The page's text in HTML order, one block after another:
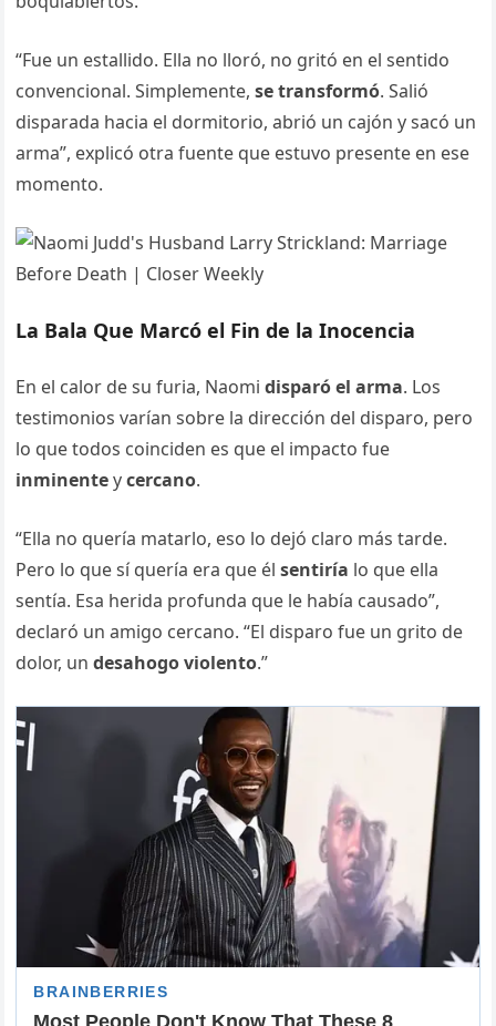
“Fue un estallido. Ella no lloró, no gritó en el sentido
convencional. Simplemente,se transformó. Salió
disparada hacia el dormitorio, abrió un cajón y sacó un
arma”, explicó otra fuente que estuvo presente en ese
momento.
La Bala Que Marcó el Fin de la Inocencia
En el calor de su furia, Naomidisparó el arma. Los
testimonios varían sobre la dirección del disparo, pero
lo que todos coinciden es que el impacto fue
inminenteycercano.
“Ella no quería matarlo, eso lo dejó claro más tarde.
Pero lo que sí quería era que élsentiría lo que ella
sentía. Esa herida profunda que le había causado”,
declaró un amigo cercano. “El disparo fue un grito de
dolor, undesahogo violento.”